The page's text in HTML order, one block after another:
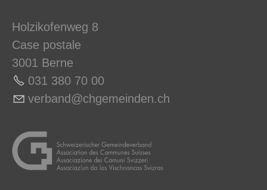
Holzikofenweg 8
Case postale
3001 Berne
031 380 70 00
v rb nd chg m nd n ch